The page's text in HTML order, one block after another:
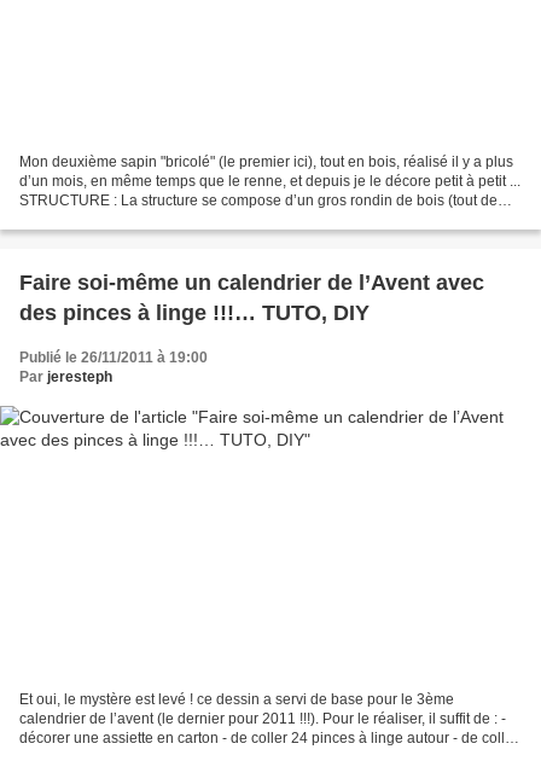
Mon deuxième sapin "bricolé" (le premier ici), tout en bois, réalisé il y a plus
d’un mois, en même temps que le renne, et depuis je le décore petit à petit ...
STRUCTURE : La structure se compose d’un gros rondin de bois (tout de
Faire soi-même un calendrier de l’Avent avec
des pinces à linge !!!… TUTO, DIY
Publié le 26/11/2011 à 19:00
Par jeresteph
Et oui, le mystère est levé ! ce dessin a servi de base pour le 3ème
calendrier de l’avent (le dernier pour 2011 !!!). Pour le réaliser, il suffit de : -
décorer une assiette en carton - de coller 24 pinces à linge autour - de coller